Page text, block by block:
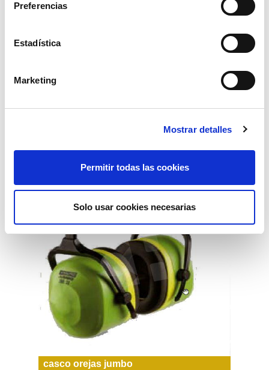
Preferencias
Estadística
Marketing
Mostrar detalles
Permitir todas las cookies
Solo usar cookies necesarias
comprar
casco orejas jumbo